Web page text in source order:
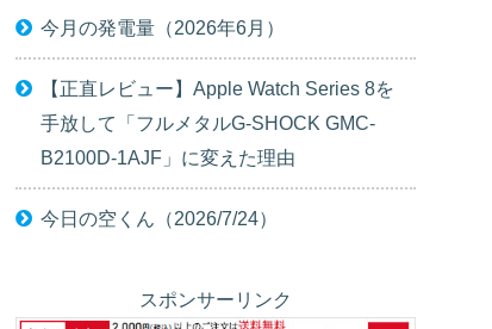
今月の発電量（2026年6月）
【正直レビュー】Apple Watch Series 8を
手放して「フルメタルG-SHOCK GMC-
B2100D-1AJF」に変えた理由
今日の空くん（2026/7/24）
スポンサーリンク